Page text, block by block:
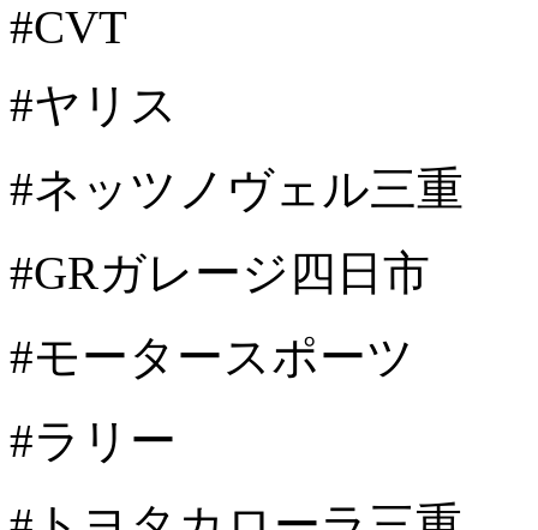
#CVT
#ヤリス
#ネッツノヴェル三重
#GRガレージ四日市
#モータースポーツ
#ラリー